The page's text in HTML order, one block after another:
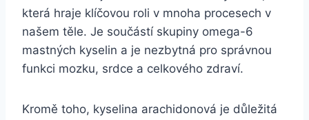
která hraje klíčovou roli v mnoha procesech v
našem těle. Je součástí skupiny omega-6
mastných kyselin a je nezbytná pro správnou
funkci mozku, srdce a celkového zdraví.
Kromě toho, kyselina arachidonová je důležitá